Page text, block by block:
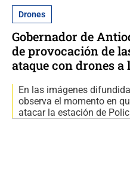
Drones
Gobernador de
de provocación de
ataque con drones a
En las imágenes
observa el momento en
atacar la estación de